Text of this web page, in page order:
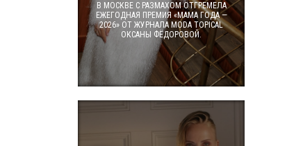
В МОСКВЕ С РАЗМАХОМ ОТГРЕМЕЛА
ЕЖЕГОДНАЯ ПРЕМИЯ «МАМА ГОДА —
2026» ОТ ЖУРНАЛА MODA TOPICAL
ОКСАНЫ ФЁДОРОВОЙ.